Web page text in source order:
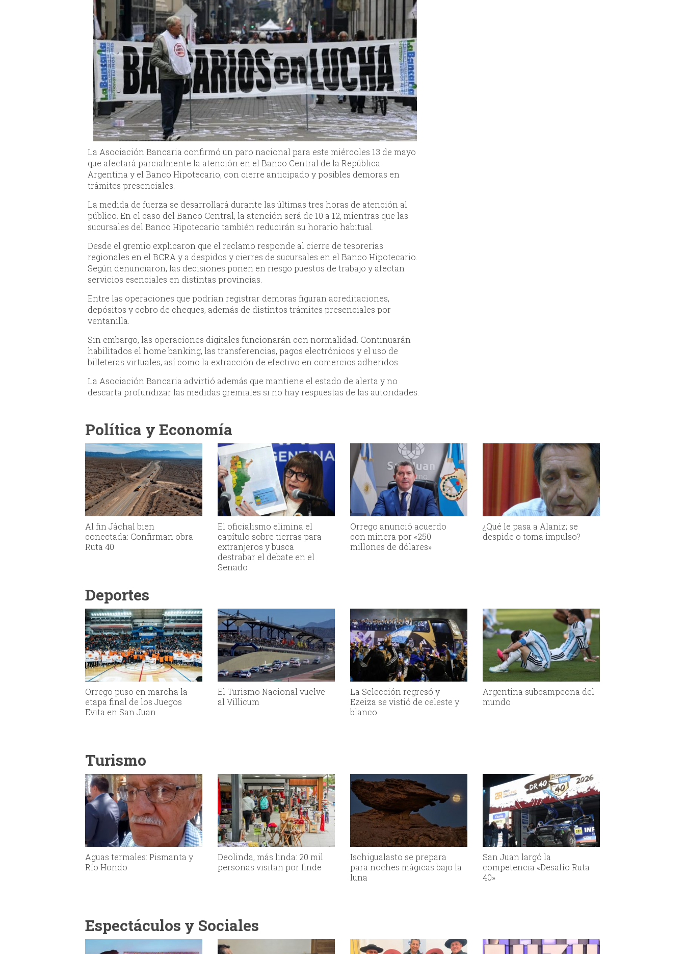
La Asociación Bancaria confirmó un paro nacional para este miércoles 13 de mayo
que afectará parcialmente la atención en el Banco Central de la República
Argentina y el Banco Hipotecario, con cierre anticipado y posibles demoras en
trámites presenciales.
La medida de fuerza se desarrollará durante las últimas tres horas de atención al
público. En el caso del Banco Central, la atención será de 10 a 12, mientras que las
sucursales del Banco Hipotecario también reducirán su horario habitual.
Desde el gremio explicaron que el reclamo responde al cierre de tesorerías
regionales en el BCRA y a despidos y cierres de sucursales en el Banco Hipotecario.
Según denunciaron, las decisiones ponen en riesgo puestos de trabajo y afectan
servicios esenciales en distintas provincias.
Entre las operaciones que podrían registrar demoras figuran acreditaciones,
depósitos y cobro de cheques, además de distintos trámites presenciales por
ventanilla.
Sin embargo, las operaciones digitales funcionarán con normalidad. Continuarán
habilitados el home banking, las transferencias, pagos electrónicos y el uso de
billeteras virtuales, así como la extracción de efectivo en comercios adheridos.
La Asociación Bancaria advirtió además que mantiene el estado de alerta y no
descarta profundizar las medidas gremiales si no hay respuestas de las autoridades.
Política y Economía
Al fin Jáchal bien
conectada: Confirman obra
Ruta 40
El oficialismo elimina el
capítulo sobre tierras para
extranjeros y busca
destrabar el debate en el
Senado
Orrego anunció acuerdo
con minera por «250
millones de dólares»
¿Qué le pasa a Alaniz; se
despide o toma impulso?
Deportes
Orrego puso en marcha la
etapa final de los Juegos
Evita en San Juan
El Turismo Nacional vuelve
al Villicum
La Selección regresó y
Ezeiza se vistió de celeste y
blanco
Argentina subcampeona del
mundo
Turismo
Aguas termales: Pismanta y
Río Hondo
Deolinda, más linda: 20 mil
personas visitan por finde
Ischigualasto se prepara
para noches mágicas bajo la
luna
San Juan largó la
competencia «Desafío Ruta
40»
Espectáculos y Sociales